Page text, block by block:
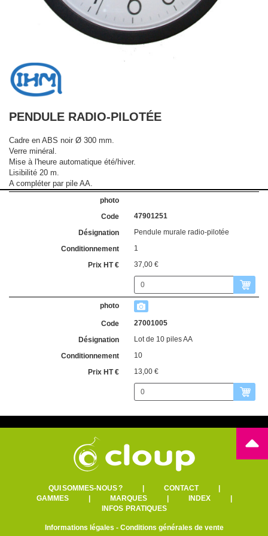
PENDULE RADIO-PILOTÉE
Cadre en ABS noir Ø 300 mm.
Verre minéral.
Mise à l'heure automatique été/hiver.
Lisibilité 20 m.
A compléter par pile AA.
47901251
Pendule murale radio-pilotée
1
37,00 €
27001005
Lot de 10 piles AA
10
13,00 €
QUI SOMMES-NOUS ?| CONTACT|
GAMMES| MARQUES| INDEX|
INFOS PRATIQUES
Informations légales - Conditions générales de vente